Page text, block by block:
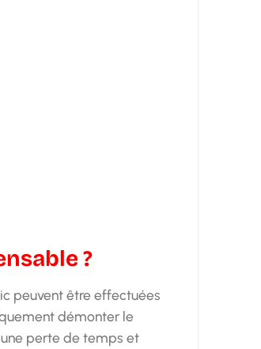
?
peuvent être effectuées
démonter le
une perte de temps et